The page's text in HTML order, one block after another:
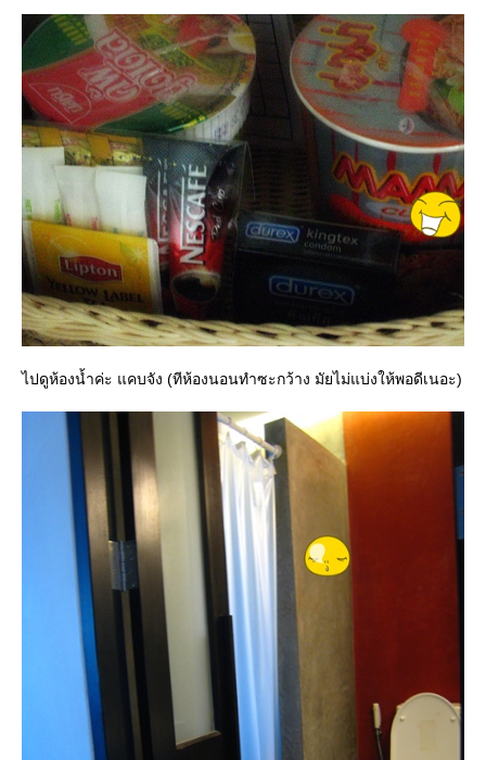
ไปดูห้องน้ำค่ะ แคบจัง (ทีห้องนอนทำซะกว้าง มัยไม่แบ่งให้พอดีเนอะ)